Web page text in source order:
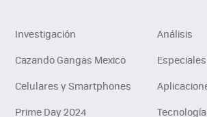
Investigación
Análisis
Cazando Gangas Mexico
Especiales
Celulares y Smartphones
Prime Day 2024